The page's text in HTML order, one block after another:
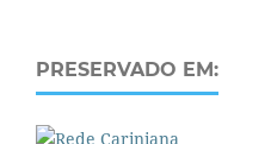
PRESERVADO EM: